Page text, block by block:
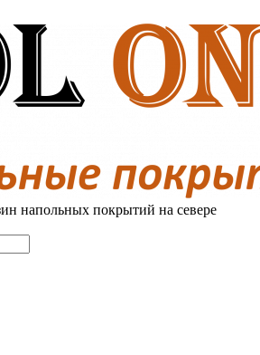
напольных покрытий на севере